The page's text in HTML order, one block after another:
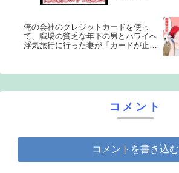
俺の会社のクレジットカードを使っ
て、職場の貧乏な年下の男とハワイへ
浮気旅行に行った妻が「カードが止ま
その結果として制裁を行った。
コメント
コメントを書き込む